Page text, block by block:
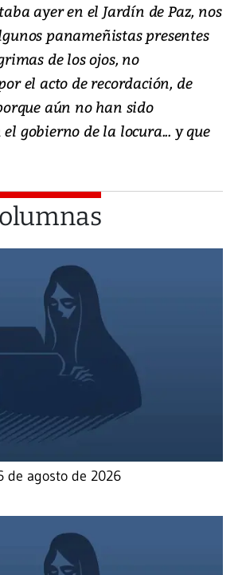
ayer en el Jardín de Paz, nos
panameñistas presentes
de los ojos, no
el acto de recordación, de
aún no han sido
gobierno de la locura... y que
de agosto de 2026